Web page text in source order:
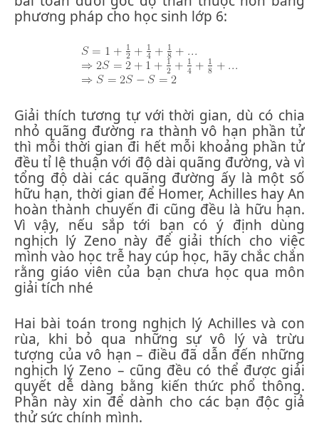
phương pháp cho học sinh lớp 6:
Giải thích tương tự với thời gian, dù có chia
nhỏ quãng đường ra thành vô hạn phần tử
thì mỗi thời gian đi hết mỗi khoảng phần tử
đều tỉ lệ thuận với độ dài quãng đường, và vì
tổng độ dài các quãng đường ấy là một số
hữu hạn, thời gian để Homer, Achilles hay An
hoàn thành chuyến đi cũng đều là hữu hạn.
Vì vậy, nếu sắp tới bạn có ý định dùng
nghịch lý Zeno này để giải thích cho việc
mình vào học trễ hay cúp học, hãy chắc chắn
rằng giáo viên của bạn chưa học qua môn
giải tích nhé
Hai bài toán trong nghịch lý Achilles và con
rùa, khi bỏ qua những sự vô lý và trừu
tượng của vô hạn – điều đã dẫn đến những
nghịch lý Zeno – cũng đều có thể được giải
quyết dễ dàng bằng kiến thức phổ thông.
Phần này xin để dành cho các bạn độc giả
thử sức chính mình.